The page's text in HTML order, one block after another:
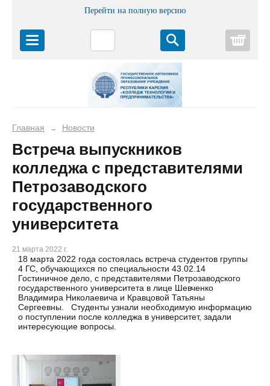
Перейти на полную версию
Главная → Новости
Встреча выпускников
колледжа с представителями
Петрозаводского
государственного
университета
21 марта 2022 г.
18 марта 2022 года состоялась встреча студентов группы
4 ГС, обучающихся по специальности 43.02.14
Гостиничное дело, с представителями Петрозаводского
государственного университета в лице Шевченко
Владимира Николаевича и Кравцовой Татьяны
Сергеевны. Студенты узнали необходимую информацию
о поступлении после колледжа в университет, задали
интересующие вопросы.